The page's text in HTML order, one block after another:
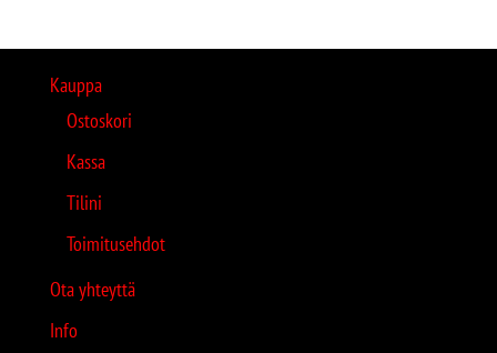
Kauppa
Ostoskori
Kassa
Tilini
Toimitusehdot
Ota yhteyttä
Info